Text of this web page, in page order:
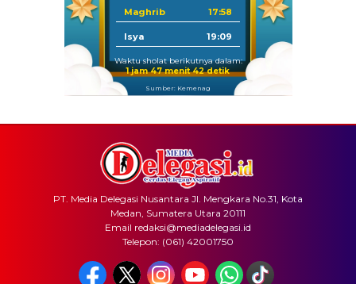
Maghrib 17:58
Isya 19:09
Waktu sholat berikutnya dalam:
1 jam 47 menit 42 detik
Sumber: Kemenag
PT. Media Delegasi Nusantara Jl. Mengkara No.31, Kota
Medan, Sumatera Utara 20111
Email redaksi@mediadelegasi.id
Telepon: (061) 42001750